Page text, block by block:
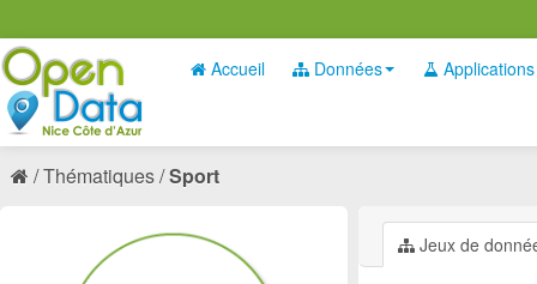
Accueil Données Applications
Thématiques Sport
Jeux de